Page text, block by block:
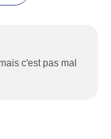
c'est pas mal